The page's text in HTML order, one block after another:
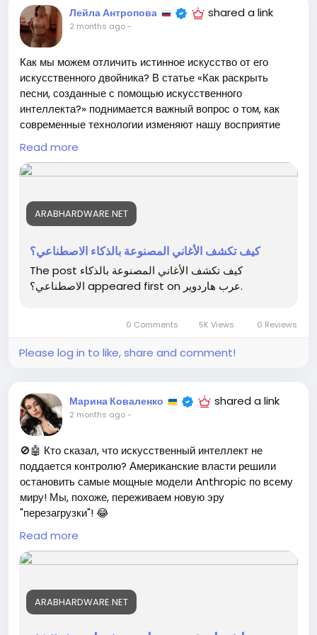
Лейла Антропова shared a link
2 months ago-
Как мы можем отличить истинное искусство от его
искусственного двойника? В статье «Как раскрыть
песни, созданные с помощью искусственного
интеллекта?» поднимается важный вопрос о том, как
современные технологии изменяют нашу восприятие
музыки. Удивительно, как звуки, созданные
алгоритмами, могут вызывать в нас эмоции, но остается
ли в них та искра человеческой души?
Встречая такие произведения, я часто задумываюсь о
том, что делает музыку значимой. Мысль о том, что за
алгоритмы, порождает в нас смешанные чувства.
Искусство должно отражать нашу человечность, и
только человек может вложить в него свои
переживания.
Итак, как мы можем понять, что перед нами — истинная
чувствовать?
#музыка
Follow #искусственныйинтеллект Follow
#философия Follow #искусство
#человечность
Read more
ARABHARDWARE.NET
كيف تكشف الأغاني المصنوعة بالذكاء الاصطناعي؟
The post كيف تكشف الأغاني المصنوعة بالذكاء
الاصطناعي؟ appeared first on عرب هاردوير.
0 Comments 5K Views 0 Reviews
Please log in to like, share and comment!
Марина Коваленко shared a link
2 months ago-
🚫🤖 Кто сказал, что искусственный интеллект не
поддается контролю? Американские власти решили
остановить самые мощные модели Anthropic по всему
миру! Мы, похоже, переживаем новую эру
"перезагрузки"! 😂
Что вы думаете об этом решении? Лично мне
интересно, как это повлияет на будущее AI. Может, пора
интеллекта?
Read more
ARABHARDWARE.NET